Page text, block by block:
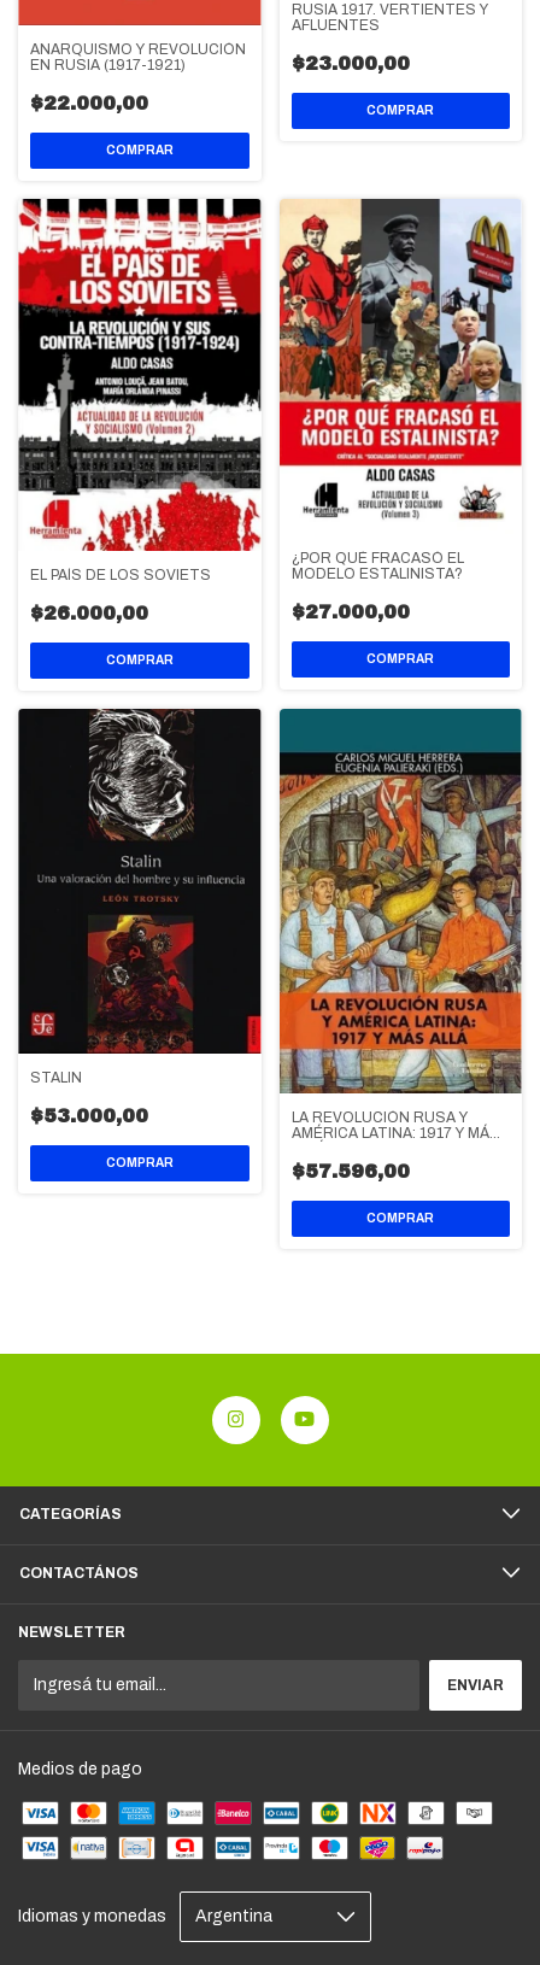
ANARQUISMO Y REVOLUCIÓN
EN RUSIA (1917-1921)
$22.000,00
RUSIA 1917. VERTIENTES Y
AFLUENTES
$23.000,00
EL PAÍS DE LOS SOVIETS
$26.000,00
¿POR QUÉ FRACASÓ EL
MODELO ESTALINISTA?
$27.000,00
STALIN
$53.000,00
LA REVOLUCIÓN RUSA Y
AMÉRICA LATINA: 1917 Y MÁS
$57.596,00
CATEGORÍAS
CONTACTÁNOS
NEWSLETTER
Medios de pago
Idiomas y monedas